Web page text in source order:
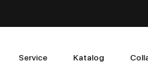
Service Katalog